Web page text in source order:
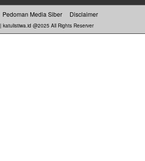
Pedoman Media Siber Disclaimer
katulistiwa.id @2025 All Rights Reserver